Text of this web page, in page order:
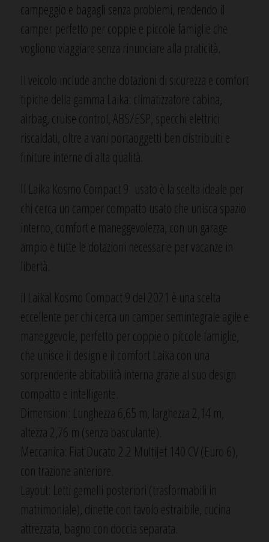
campeggio e bagagli senza problemi, rendendo il
camper perfetto per coppie e piccole famiglie che
vogliono viaggiare senza rinunciare alla praticità.
Il veicolo include anche dotazioni di sicurezza e comfort
tipiche della gamma Laika: climatizzatore cabina,
airbag, cruise control, ABS/ESP, specchi elettrici
riscaldati, oltre a vani portaoggetti ben distribuiti e
finiture interne di alta qualità.
Il Laika Kosmo Compact 9 usato è la scelta ideale per
chi cerca un camper compatto usato che unisca spazio
interno, comfort e maneggevolezza, con un garage
ampio e tutte le dotazioni necessarie per vacanze in
libertà.
il Laikal Kosmo Compact 9 del 2021 è una scelta
eccellente per chi cerca un camper semintegrale agile e
maneggevole, perfetto per coppie o piccole famiglie,
che unisce il design e il comfort Laika con una
sorprendente abitabilità interna grazie al suo design
compatto e intelligente.
Dimensioni: Lunghezza 6,65 m, larghezza 2,14 m,
altezza 2,76 m (senza basculante).
Meccanica: Fiat Ducato 2.2 MultiJet 140 CV (Euro 6),
con trazione anteriore.
Layout: Letti gemelli posteriori (trasformabili in
matrimoniale), dinette con tavolo estraibile, cucina
attrezzata, bagno con doccia separata.